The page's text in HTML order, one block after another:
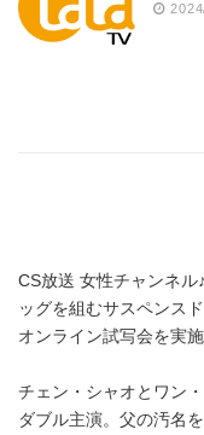
CS放送 女性チャンネ
ッグを組むサスペンス
オンライン試写会を実施
チェン・シャオとワン
ダブル主演。父の汚名